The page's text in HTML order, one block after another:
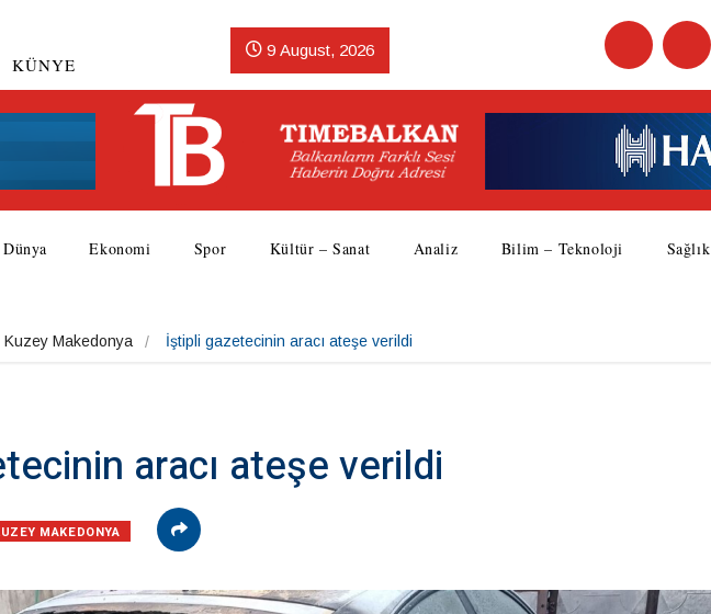
KÜNYE
9 August, 2026
Dünya Ekonomi Spor Kültür – Sanat Analiz Bilim – Teknoloji Sağlık
Kuzey Makedonya İştipli gazetecinin aracı ateşe verildi
aracı ateşe verildi
MAKEDONYA